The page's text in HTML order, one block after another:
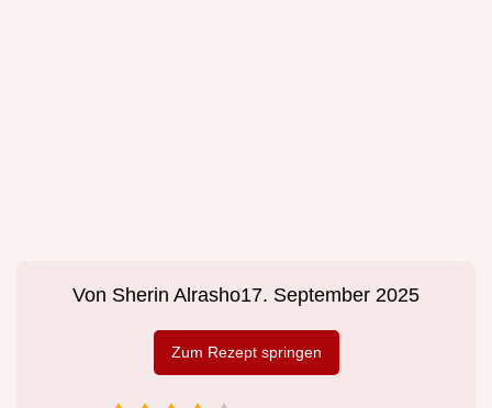
Von Sherin Alrasho17. September 2025
Zum Rezept springen